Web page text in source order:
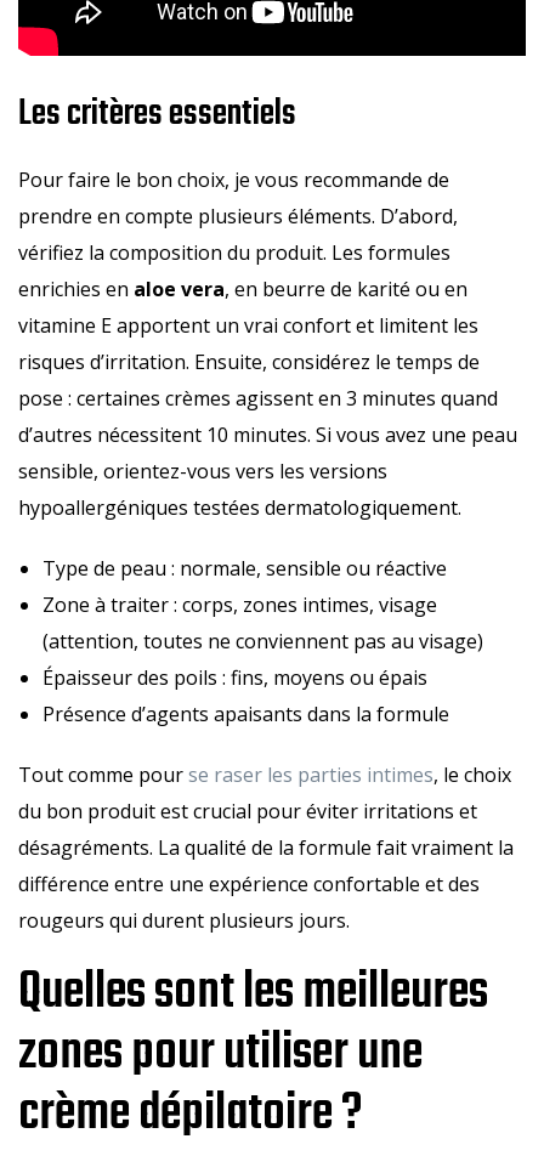
Les critères essentiels
Pour faire le bon choix, je vous recommande de
prendre en compte plusieurs éléments. D’abord,
vérifiez la composition du produit. Les formules
enrichies en aloe vera, en beurre de karité ou en
vitamine E apportent un vrai confort et limitent les
risques d’irritation. Ensuite, considérez le temps de
pose : certaines crèmes agissent en 3 minutes quand
d’autres nécessitent 10 minutes. Si vous avez une peau
sensible, orientez-vous vers les versions
hypoallergéniques testées dermatologiquement.
Type de peau : normale, sensible ou réactive
Zone à traiter : corps, zones intimes, visage
(attention, toutes ne conviennent pas au visage)
Épaisseur des poils : fins, moyens ou épais
Présence d’agents apaisants dans la formule
Tout comme pourse raser les parties intimes, le choix
du bon produit est crucial pour éviter irritations et
désagréments. La qualité de la formule fait vraiment la
différence entre une expérience confortable et des
rougeurs qui durent plusieurs jours.
Quelles sont les meilleures
zones pour utiliser une
crème dépilatoire ?